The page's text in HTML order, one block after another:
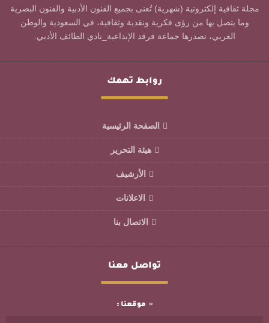
مجلة ثقافية إلكترونية (شهرية) تُعنى بجميع الفنون الأدبية والفنون البصرية
وما يتصل بها من رؤى فكرية ونقدية وثقافية، في السعودية والوطن
العربي، تصدرها جماعة فرقد الإبداعية_نادي الطائف الأدبي.
روابط تهمك
الصفحة الرئيسية
هيئة التحرير
الأرشيف
الاعلانات
الاتصال بنا
تواصل معنا
موقعنا :